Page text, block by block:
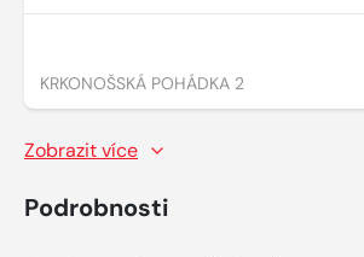
KRKONOŠSKÁ POHÁDKA 2
Zobrazit více
Podrobnosti